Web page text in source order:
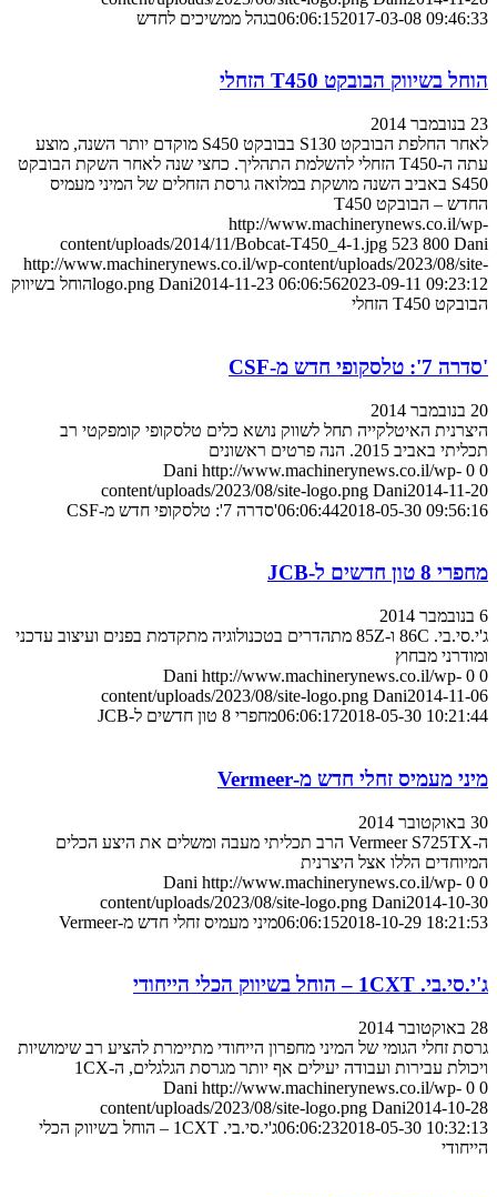
06:06:152017-03-08 09:46:33 בגהל ממשיכים לחדש
הוחל בשיווק הבובקט T450 הזחלי
23 בנובמבר 2014
לאחר החלפת הבובקט S130 בבובקט S450 מוקדם יותר השנה, מוצע
עתה ה-T450 הזחלי להשלמת התהליך. כחצי שנה לאחר השקת הבובקט
S450 באביב השנה מושקת במלואה גרסת הזחלים של המיני מעמיס
החדש – הבובקט T450
http://www.machinerynews.co.il/wp-
content/uploads/2014/11/Bobcat-T450_4-1.jpg 523 800 Dani
http://www.machinerynews.co.il/wp-content/uploads/2023/08/site-
logo.png Dani2014-11-23 06:06:562023-09-11 09:23:12
הוחל בשיווק
הבובקט T450 הזחלי
'סדרה 7': טלסקופי חדש מ-CSF
20 בנובמבר 2014
היצרנית האיטלקייה תחל לשווק נושא כלים טלסקופי קומפקטי רב
תכליתי באביב 2015. הנה פרטים ראשונים
0
0
Dani http://www.machinerynews.co.il/wp-
content/uploads/2023/08/site-logo.png Dani2014-11-20
06:06:442018-05-30 09:56:16 'סדרה 7': טלסקופי חדש מ-CSF
מחפרי 8 טון חדשים ל-JCB
6 בנובמבר 2014
ג'י.סי.בי. 86C ו-85Z מתהדרים בטכנולוגיה מתקדמת בפנים ועיצוב עדכני
ומודרני מבחוץ
0
0
Dani http://www.machinerynews.co.il/wp-
content/uploads/2023/08/site-logo.png Dani2014-11-06
06:06:172018-05-30 10:21:44 מחפרי 8 טון חדשים ל-JCB
מיני מעמיס זחלי חדש מ-Vermeer
30 באוקטובר 2014
ה-Vermeer S725TX הרב תכליתי מעבה ומשלים את היצע הכלים
המיוחדים הללו אצל היצרנית
0
0
Dani http://www.machinerynews.co.il/wp-
content/uploads/2023/08/site-logo.png Dani2014-10-30
06:06:152018-10-29 18:21:53 מיני מעמיס זחלי חדש מ-Vermeer
ג'י.סי.בי. 1CXT – הוחל בשיווק הכלי הייחודי
28 באוקטובר 2014
גרסת זחלי הגומי של המיני מחפרון הייחודי מתיימרת להציע רב שימושיות
ויכולת עבירות ועבודה יעילים אף יותר מגרסת הגלגלים, ה-1CX
0
0
Dani http://www.machinerynews.co.il/wp-
content/uploads/2023/08/site-logo.png Dani2014-10-28
06:06:232018-05-30 10:32:13
ג'י.סי.בי. 1CXT – הוחל בשיווק הכלי
הייחודי